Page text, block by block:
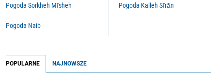
Pogoda Sorkheh Mīsheh
Pogoda Naib
Pogoda Kalleh Sīrān
POPULARNE NAJNOWSZE